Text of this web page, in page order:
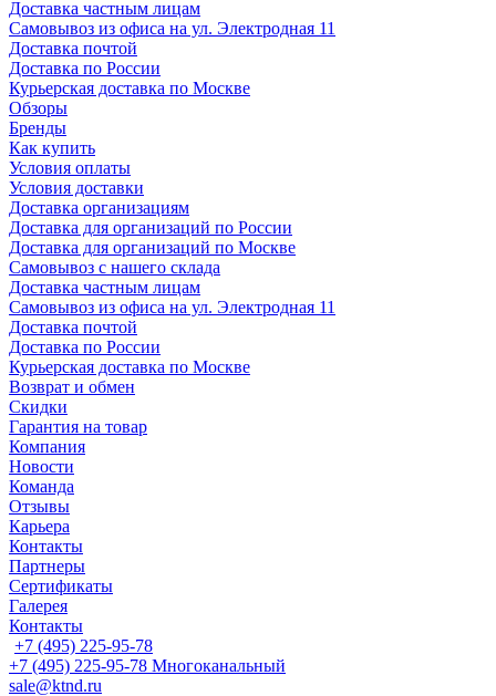
Доставка частным лицам
Самовывоз из офиса на ул. Электродная 11
Доставка почтой
Доставка по России
Курьерская доставка по Москве
Обзоры
Бренды
Как купить
Условия оплаты
Условия доставки
Доставка организациям
Доставка для организаций по России
Доставка для организаций по Москве
Самовывоз с нашего склада
Доставка частным лицам
Самовывоз из офиса на ул. Электродная 11
Доставка почтой
Доставка по России
Курьерская доставка по Москве
Возврат и обмен
Скидки
Гарантия на товар
Компания
Новости
Команда
Отзывы
Карьера
Контакты
Партнеры
Сертификаты
Галерея
Контакты
+7 (495) 225-95-78
+7 (495) 225-95-78 Многоканальный
sale@ktnd.ru